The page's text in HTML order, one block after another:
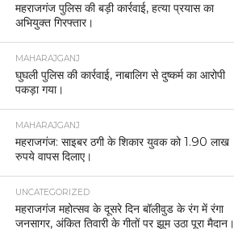
महराजगंज पुलिस की बड़ी कार्रवाई, हत्या प्रयास का
अभियुक्त गिरफ्तार।
MAHARAJGANJ
घुघली पुलिस की कार्रवाई, नाबालिग से दुष्कर्म का आरोपी
पकड़ा गया।
MAHARAJGANJ
महराजगंज: साइबर ठगी के शिकार युवक को 1.90 लाख
रुपये वापस दिलाए।
UNCATEGORIZED
महराजगंज महोत्सव के दूसरे दिन बॉलीवुड के रंग में रंगा
जनसागर, अंकित तिवारी के गीतों पर झूम उठा पूरा मैदान।